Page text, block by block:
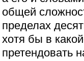
общей
пределах
хотя бы в
претендовать